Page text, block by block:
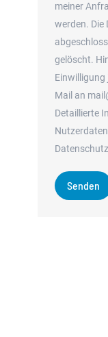
meiner
werden. Die
gelöscht.
Einwilligung
Mail an
Detaillierte
Senden